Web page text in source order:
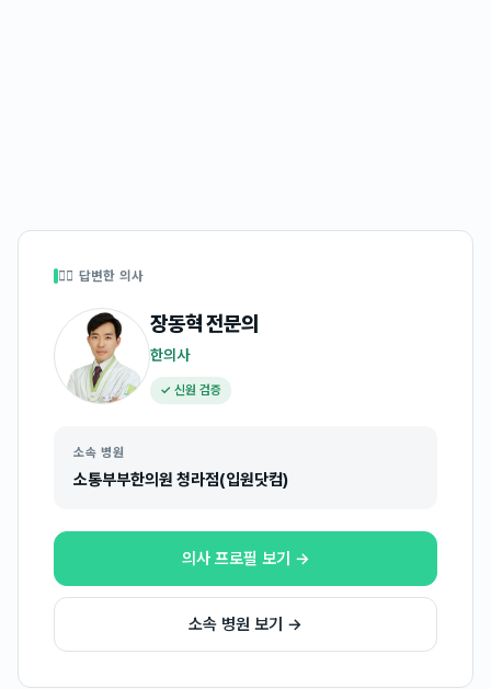
👩‍⚕️ 답변한 의사
장동혁전문의
한의사
✓ 신원 검증
소속 병원
소통부부한의원 청라점(입원닷컴)
의사 프로필 보기 →
소속 병원 보기 →